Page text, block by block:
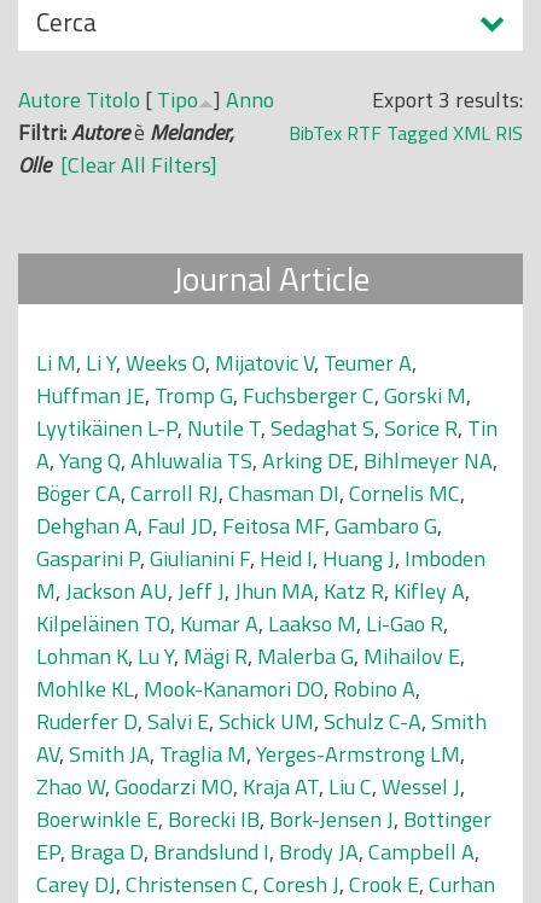
N
a
s
c
o
n
i
Cerca
Export 3 results:
BibTex RTF Tagged XML RIS
Autore Titolo [Tipo ] Anno
Filtri:Autoreè Melander,
Olle [Clear All Filters]
Journal Article
Li M, Li Y,Weeks O, Mijatovic V, Teumer A,
Huffman JE, Tromp G, Fuchsberger C,Gorski M,
Lyytikäinen L-P, Nutile T,Sedaghat S,Sorice R, Tin
A,Yang Q,Ahluwalia TS,Arking DE, Bihlmeyer NA,
Böger CA,Carroll RJ,Chasman DI,Cornelis MC,
Dehghan A, Faul JD, Feitosa MF,Gambaro G,
Gasparini P,Giulianini F, Heid I, Huang J, Imboden
M,Jackson AU,Jeff J,Jhun MA, Katz R, Kifley A,
Kilpeläinen TO, Kumar A, Laakso M, Li-Gao R,
Lohman K, Lu Y, Mägi R, Malerba G, Mihailov E,
Mohlke KL, Mook-Kanamori DO, Robino A,
Ruderfer D,Salvi E,Schick UM,Schulz C-A,Smith
AV,Smith JA, Traglia M,Yerges-Armstrong LM,
Zhao W,Goodarzi MO, Kraja AT, Liu C,Wessel J,
Boerwinkle E, Borecki IB, Bork-Jensen J, Bottinger
EP, Braga D, Brandslund I, Brody JA,Campbell A,
Carey DJ,Christensen C,Coresh J,Crook E,Curhan